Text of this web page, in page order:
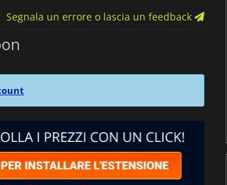
Segnala un errore o lascia un feedback